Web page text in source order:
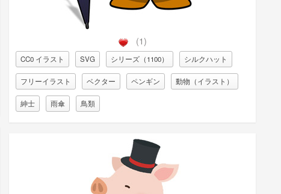
(1)
CC0 イラスト SVG シリーズ（1100） シルクハット
フリーイラスト ベクター ペンギン 動物（イラスト）
紳士 雨傘 鳥類